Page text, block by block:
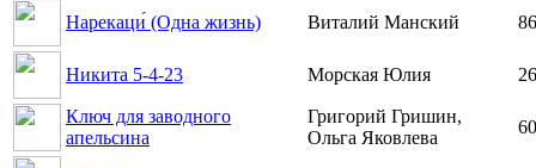
Нарекаци́ (Одна жизнь) Виталий Манский
Никита 5-4-23 Морская Юлия
Ключ для заводного
апельсина
Григорий Гришин,
Ольга Яковлева